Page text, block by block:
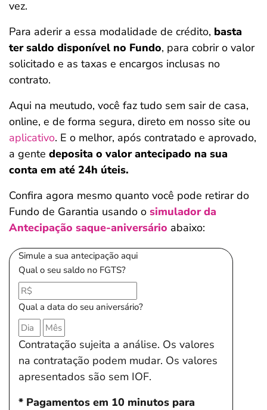
vez.
Para aderir a essa modalidade de crédito, basta
ter saldo disponível no Fundo, para cobrir o valor
solicitado e as taxas e encargos inclusas no
contrato.
Aqui na meutudo, você faz tudo sem sair de casa,
online, e de forma segura, direto em nosso site ou
aplicativo. E o melhor, após contratado e aprovado,
a gente deposita o valor antecipado na sua
conta em até 24h úteis.
Confira agora mesmo quanto você pode retirar do
Fundo de Garantia usando o simulador da
Antecipação saque-aniversário abaixo:
Simule a sua antecipação aqui
Qual o seu saldo no FGTS?
Qual a data do seu aniversário?
Contratação sujeita a análise. Os valores
na contratação podem mudar. Os valores
apresentados são sem IOF.
* Pagamentos em 10 minutos para